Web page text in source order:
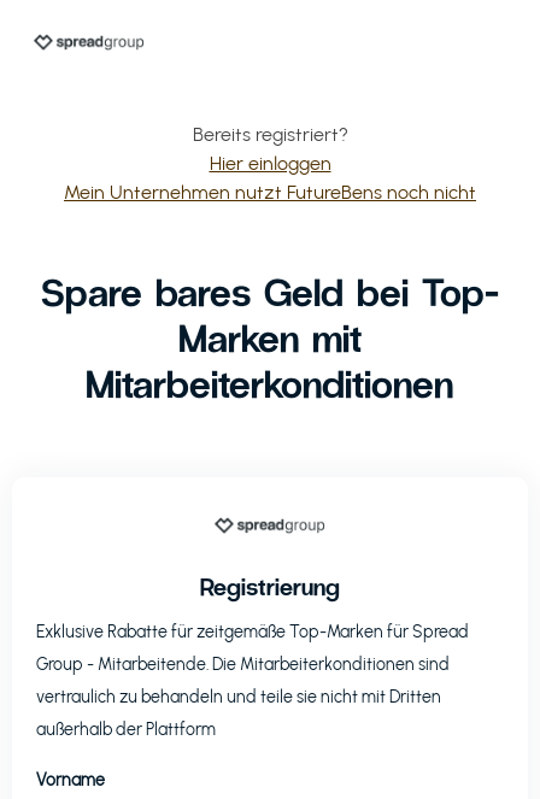
Bereits registriert?
Hier einloggen
Mein Unternehmen nutzt FutureBens noch nicht
Spare bares Geld bei Top-
Marken mit
Mitarbeiterkonditionen
Registrierung
Exklusive Rabatte für zeitgemäße Top-Marken fürSpread
Group - Mitarbeitende. Die Mitarbeiterkonditionen sind
vertraulich zu behandeln und teile sie nicht mit Dritten
außerhalb der Plattform
Vorname